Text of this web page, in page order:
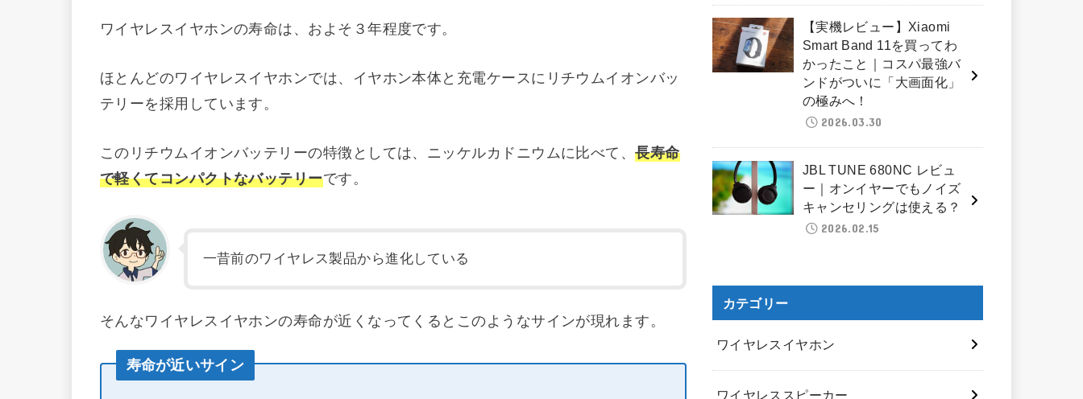
ワイヤレスイヤホンの寿命は、およそ３年程度です。
ほとんどのワイヤレスイヤホンでは、イヤホン本体と充電ケースにリチウムイオンバッ
テリーを採用しています。
このリチウムイオンバッテリーの特徴としては、ニッケルカドニウムに比べて、長寿命
で軽くてコンパクトなバッテリーです。
一昔前のワイヤレス製品から進化している
そんなワイヤレスイヤホンの寿命が近くなってくるとこのようなサインが現れます。
寿命が近いサイン
【実機レビュー】Xiaomi
Smart Band 11を買ってわ
かったこと｜コスパ最強バ
ンドがついに「大画面化」
の極みへ！
2026.03.30
JBL TUNE 680NC レビュ
ー｜オンイヤーでもノイズ
キャンセリングは使える？
2026.02.15
カテゴリー
ワイヤレスイヤホン
ワイヤレススピーカー